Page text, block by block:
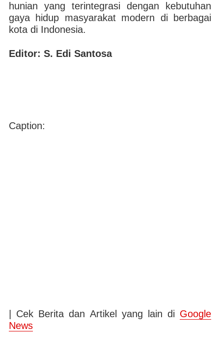
hunian yang terintegrasi dengan kebutuhan
gaya hidup masyarakat modern di berbagai
kota di Indonesia.
Editor: S. Edi Santosa
Caption:
| Cek Berita dan Artikel yang lain di Google
News